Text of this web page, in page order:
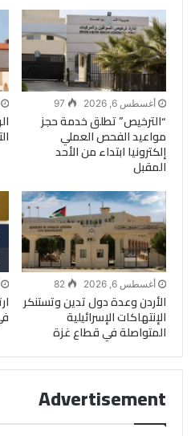
أغسطس 6, 2026 97
“الترخيص” تطلق خدمة حجز
مواعيد الفحص العملي
إلكترونيا ابتداء من الأحد
المقبل
أغسطس 6, 2026 82
الأردن وعدة دول تدين وتستنكر
الإنتهاكات الإسرائيلية
المتواصلة في قطاع غزة
Advertisement